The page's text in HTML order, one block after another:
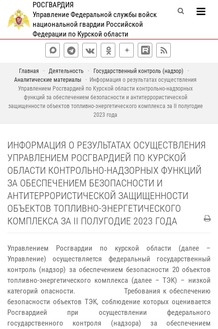
РОСГВАРДИЯ
Управление Федеральной службы войск
национальной гвардии Российской
Федерации по Курской области
Главная Деятельность
Государственный контроль (надзор)
Аналитические материалы
Информация о результатах осуществления
Управлением Росгвардией по Курской области контрольно-надзорных
функций за обеспечением безопасности и антитеррористической
защищенности объектов топливно-энергетического комплекса за II полугодие
2023 года
ИНФОРМАЦИЯ О РЕЗУЛЬТАТАХ ОСУЩЕСТВЛЕНИЯ
УПРАВЛЕНИЕМ РОСГВАРДИЕЙ ПО КУРСКОЙ
ОБЛАСТИ КОНТРОЛЬНО-НАДЗОРНЫХ ФУНКЦИЙ
ЗА ОБЕСПЕЧЕНИЕМ БЕЗОПАСНОСТИ И
АНТИТЕРРОРИСТИЧЕСКОЙ ЗАЩИЩЕННОСТИ
ОБЪЕКТОВ ТОПЛИВНО-ЭНЕРГЕТИЧЕСКОГО
КОМПЛЕКСА ЗА II ПОЛУГОДИЕ 2023 ГОДА
Управлением Росгвардии по курской области (далее –
Управление) осуществляется федеральный государственный
контроль (надзор) за обеспечением безопасности 20 объектов
топливно-энергетического комплекса (далее – ТЭК) – низкой
категорий опасности. Требования к обеспечению
безопасности объектов ТЭК, соблюдение которых оценивается
Росгвардией при осуществлении федерального
государственного контроля (надзора) за обеспечением